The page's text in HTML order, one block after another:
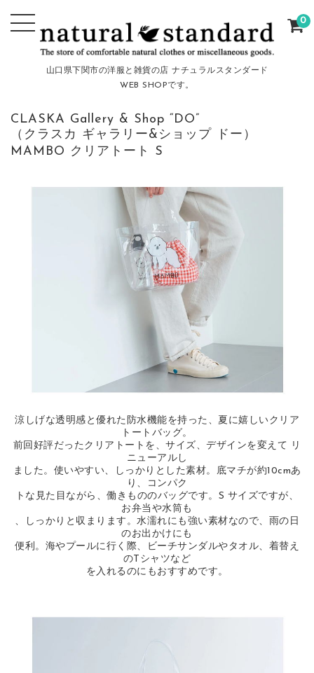
山口県下関市の洋服と雑貨の店 ナチュラルスタンダード
WEB SHOPです。
0
CLASKA Gallery & Shop “DO”
（クラスカ ギャラリー&ショップ ドー）
MAMBO クリアトート S
涼しげな透明感と優れた防水機能を持った、夏に嬉しいクリア
トートバッグ。
前回好評だったクリアトートを、サイズ、デザインを変えて リ
ニューアルし
ました。使いやすい、しっかりとした素材。底マチが約10cmあ
り、コンパク
トな見た目ながら、働きもののバッグです。S サイズですが、
お弁当や水筒も
、しっかりと収まります。水濡れにも強い素材なので、雨の日
のお出かけにも
便利。海やプールに行く際、ビーチサンダルやタオル、着替え
のTシャツなど
を入れるのにもおすすめです。